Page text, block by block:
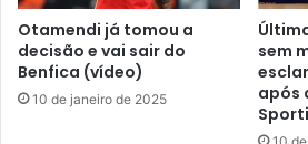
Otamendi já tomou a
decisão e vai sair do
Benfica (vídeo)
10 de janeiro de 2025
sem
após